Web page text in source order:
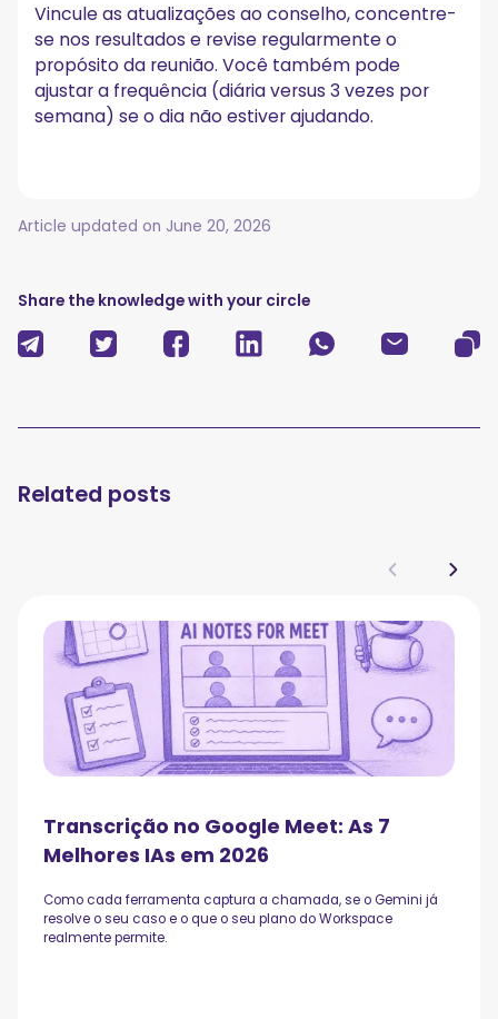
Vincule as atualizações ao conselho, concentre-
se nos resultados e revise regularmente o
propósito da reunião. Você também pode
ajustar a frequência (diária versus 3 vezes por
semana) se o dia não estiver ajudando.
Article updated on June 20, 2026
Share the knowledge with your circle
Related posts
Transcrição no Google Meet: As 7
Melhores IAs em 2026
Como cada ferramenta captura a chamada, se o Gemini já
resolve o seu caso e o que o seu plano do Workspace
realmente permite.